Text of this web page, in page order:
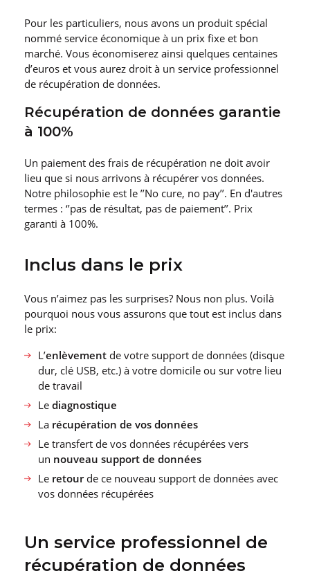
Pour les particuliers, nous avons un produit spécial
nommé service économique à un prix fixe et bon
marché. Vous économiserez ainsi quelques centaines
d’euros et vous aurez droit à un service professionnel
de récupération de données.
Récupération de données garantie
à 100%
Un paiement des frais de récupération ne doit avoir
lieu que si nous arrivons à récupérer vos données.
Notre philosophie est le ’’No cure, no pay’’. En d′autres
termes : ‘’pas de résultat, pas de paiement’’. Prix
garanti à 100%.
Inclus dans le prix
Vous n’aimez pas les surprises? Nous non plus. Voilà
pourquoi nous vous assurons que tout est inclus dans
le prix:
L’enlèvement de votre support de données (disque
dur, clé USB, etc.) à votre domicile ou sur votre lieu
de travail
Lediagnostique
La récupération de vos données
Le transfert de vos données récupérées vers
un nouveau support de données
Le retourde ce nouveau support de données avec
vos données récupérées
Un service professionnel de
récupération de données